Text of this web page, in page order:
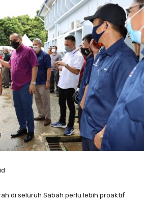
di seluruh Sabah perlu lebih proaktif